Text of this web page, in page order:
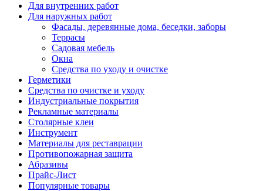
Для внутренних работ
Для наружных работ
Фасады, деревянные дома, беседки, заборы
Террасы
Садовая мебель
Окна
Средства по уходу и очистке
Герметики
Средства по очистке и уходу
Индустриальные покрытия
Рекламные материалы
Столярные клеи
Инструмент
Материалы для реставрации
Противопожарная защита
Абразивы
Прайс-Лист
Популярные товары